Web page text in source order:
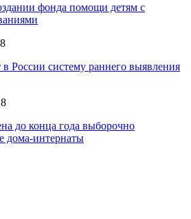
фонда помощи детям с
в России систему раннего выявления
до конца года выборочно
дома-интернаты